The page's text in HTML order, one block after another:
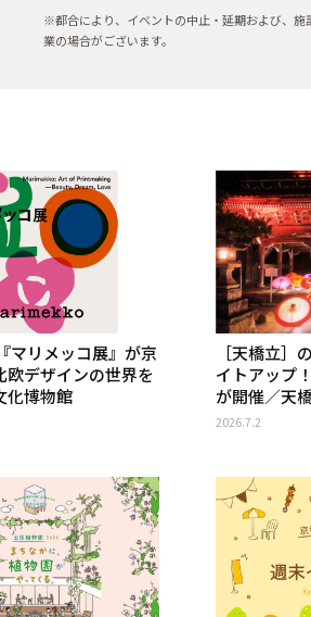
※都合により、イベントの中止・延期および、施
業の場合がございます。
マリメッコ展』が京
欧デザインの世界を
化博物館
［天橋立］
イトアップ
が開催／天
2026.7.2